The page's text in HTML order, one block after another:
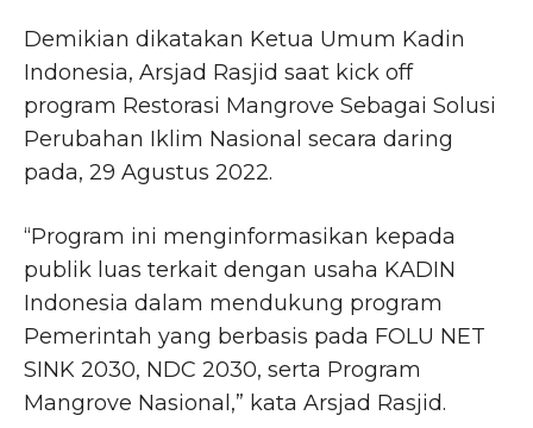
Demikian dikatakan Ketua Umum Kadin
Indonesia, Arsjad Rasjid saat kick off
program Restorasi Mangrove Sebagai Solusi
Perubahan Iklim Nasional secara daring
pada, 29 Agustus 2022.
“Program ini menginformasikan kepada
publik luas terkait dengan usaha KADIN
Indonesia dalam mendukung program
Pemerintah yang berbasis pada FOLU NET
SINK 2030, NDC 2030, serta Program
Mangrove Nasional,” kata Arsjad Rasjid.